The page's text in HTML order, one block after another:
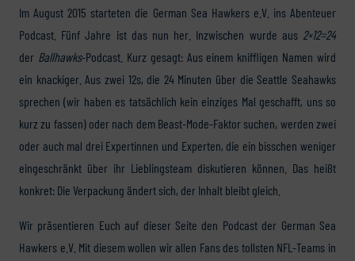
Im August 2015 starteten die German Sea Hawkers e.V. ins Abenteuer
Podcast. Fünf Jahre ist das nun her. Inzwischen wurde aus 2×12=24
der Ballhawks-Podcast. Kurz gesagt: Aus einem kniffligen Namen wird
ein knackiger. Aus zwei 12s, die 24 Minuten über die Seattle Seahawks
sprechen (wir haben es tatsächlich kein einziges Mal geschafft, uns so
kurz zu fassen) oder nach dem Beast-Mode-Faktor suchen, werden zwei
oder auch mal drei Expertinnen und Experten, die ein bisschen weniger
eingeschränkt über ihr Lieblingsteam diskutieren können. Das heißt
konkret: Die Verpackung ändert sich, der Inhalt bleibt gleich.
Wir präsentieren Euch auf dieser Seite den Podcast der German Sea
Hawkers e.V. Mit diesem wollen wir allen Fans des tollsten NFL-Teams in